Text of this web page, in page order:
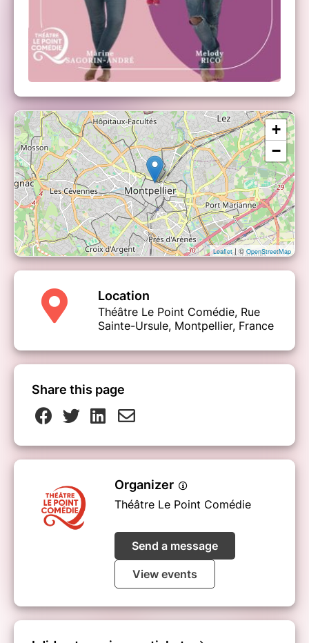
+
−
Leaflet| © OpenStreetMap
Location
Théâtre Le Point Comédie, Rue
Sainte-Ursule, Montpellier, France
Share this page
Organizer
Théâtre Le Point Comédie
Send a message
View events